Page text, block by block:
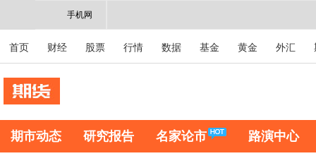
手机网
首页 财经 股票 行情 数据 基金 黄金 外汇
期市动态 研究报告 名家论市 路演中心